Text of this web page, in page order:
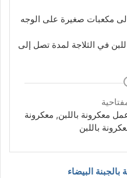
مكعبات صغيرة على الوجه
في الثلاجة لمدة تصل إلى
معكرونة باللبن, معكرونة
باللبن
البيضاء